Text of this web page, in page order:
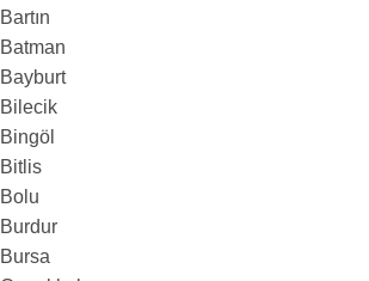
Bartın
Batman
Bayburt
Bilecik
Bingöl
Bitlis
Bolu
Burdur
Bursa